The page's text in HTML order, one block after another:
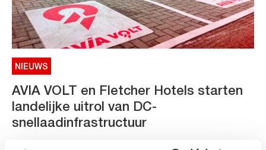
NIEUWS
AVIA VOLT en Fletcher Hotels starten
landelijke uitrol van DC-
snellaadinfrastructuur
AVIA VOLT en Fletcher Hotels starten landelijke uitrol